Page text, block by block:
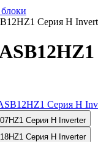
Серия H
Серия H Inverter
Серия H Inverter